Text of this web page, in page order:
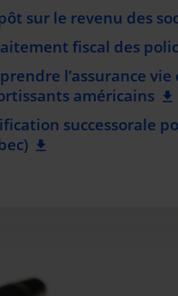
sur le revenu des
fiscal des
l’assurance
américains
successorale